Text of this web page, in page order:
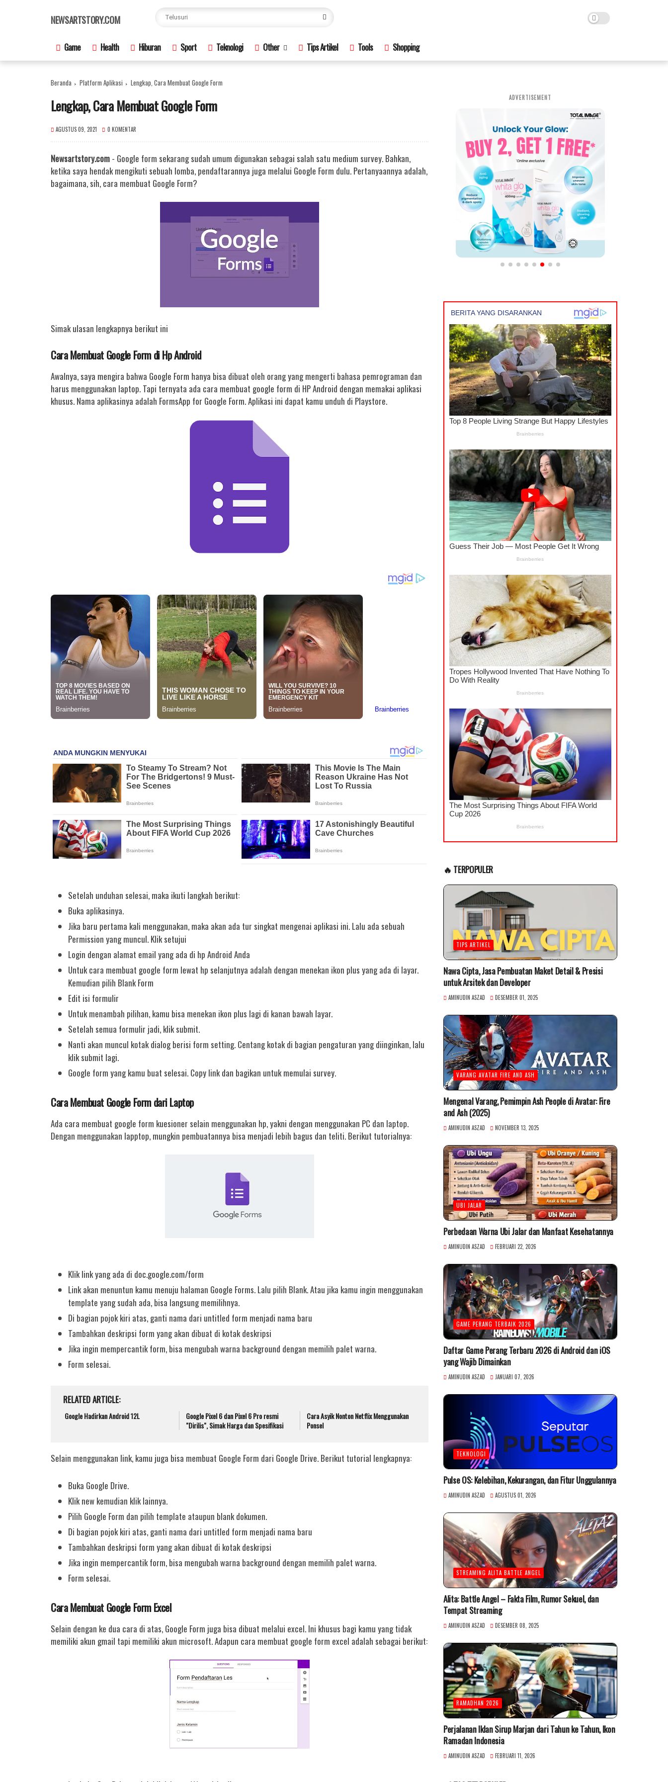
NEWSARTSTORY.COM
Game Health Hiburan Sport Teknologi Other Tips Artikel Tools Shopping
Beranda Platform Aplikasi Lengkap, Cara Membuat Google Form
Lengkap, Cara Membuat Google Form
AGUSTUS 09, 2021 0 KOMENTAR
Newsartstory.com - Google form sekarang sudah umum digunakan sebagai salah satu medium survey. Bahkan,
ketika saya hendak mengikuti sebuah lomba, pendaftarannya juga melalui Google Form dulu. Pertanyaannya adalah,
bagaimana, sih, cara membuat Google Form?
Simak ulasan lengkapnya berikut ini
Cara Membuat Google Form di Hp Android
Awalnya, saya mengira bahwa Google Form hanya bisa dibuat oleh orang yang mengerti bahasa pemrograman dan
harus menggunakan laptop. Tapi ternyata ada cara membuat google form di HP Android dengan memakai aplikasi
khusus. Nama aplikasinya adalah FormsApp for Google Form. Aplikasi ini dapat kamu unduh di Playstore.
Setelah unduhan selesai, maka ikuti langkah berikut:
Buka aplikasinya.
Jika baru pertama kali menggunakan, maka akan ada tur singkat mengenai aplikasi ini. Lalu ada sebuah
Permission yang muncul. Klik setujui
Login dengan alamat email yang ada di hp Android Anda
Untuk cara membuat google form lewat hp selanjutnya adalah dengan menekan ikon plus yang ada di layar.
Kemudian pilih Blank Form
Edit isi formulir
Untuk menambah pilihan, kamu bisa menekan ikon plus lagi di kanan bawah layar.
Setelah semua formulir jadi, klik submit.
Nanti akan muncul kotak dialog berisi form setting. Centang kotak di bagian pengaturan yang diinginkan, lalu
klik submit lagi.
Google form yang kamu buat selesai. Copy link dan bagikan untuk memulai survey.
Cara Membuat Google Form dari Laptop
Ada cara membuat google form kuesioner selain menggunakan hp, yakni dengan menggunakan PC dan laptop.
Dengan menggunakan lapptop, mungkin pembuatannya bisa menjadi lebih bagus dan teliti. Berikut tutorialnya:
Klik link yang ada di doc.google.com/form
Link akan menuntun kamu menuju halaman Google Forms. Lalu pilih Blank. Atau jika kamu ingin menggunakan
template yang sudah ada, bisa langsung memilihnya.
Di bagian pojok kiri atas, ganti nama dari untitled form menjadi nama baru
Tambahkan deskripsi form yang akan dibuat di kotak deskripsi
Jika ingin mempercantik form, bisa mengubah warna background dengan memilih palet warna.
Form selesai.
RELATED ARTICLE
Google Hadirkan Android 12L
Google Pixel 6 dan Pixel 6 Pro resmi
"Dirilis", Simak Harga dan Spesifikasi
Cara Asyik Nonton Netflix Menggunakan
Ponsel
Selain menggunakan link, kamu juga bisa membuat Google Form dari Google Drive. Berikut tutorial lengkapnya:
Buka Google Drive.
Klik new kemudian klik lainnya.
Pilih Google Form dan pilih template ataupun blank dokumen.
Di bagian pojok kiri atas, ganti nama dari untitled form menjadi nama baru
Tambahkan deskripsi form yang akan dibuat di kotak deskripsi
Jika ingin mempercantik form, bisa mengubah warna background dengan memilih palet warna.
Form selesai.
Cara Membuat Google Form Excel
Selain dengan ke dua cara di atas, Google Form juga bisa dibuat melalui excel. Ini khusus bagi kamu yang tidak
memiliki akun gmail tapi memiliki akun microsoft. Adapun cara membuat google form excel adalah sebagai berikut:
ADVERTISEMENT
🔥 TERPOPULER
TIPS ARTIKEL
Nawa Cipta, Jasa Pembuatan Maket Detail & Presisi
untuk Arsitek dan Developer
AMINUDIN ASZAD DESEMBER 01, 2025
VARANG AVATAR FIRE AND ASH
Mengenal Varang, Pemimpin Ash People di Avatar: Fire
and Ash (2025)
AMINUDIN ASZAD NOVEMBER 13, 2025
UBI JALAR
Perbedaan Warna Ubi Jalar dan Manfaat Kesehatannya
AMINUDIN ASZAD FEBRUARI 22, 2026
GAME PERANG TERBAIK 2026
Daftar Game Perang Terbaru 2026 di Android dan iOS
yang Wajib Dimainkan
AMINUDIN ASZAD JANUARI 07, 2026
TEKNOLOGI
Pulse OS: Kelebihan, Kekurangan, dan Fitur Unggulannya
AMINUDIN ASZAD AGUSTUS 01, 2026
STREAMING ALITA BATTLE ANGEL
Alita: Battle Angel – Fakta Film, Rumor Sekuel, dan
Tempat Streaming
AMINUDIN ASZAD DESEMBER 08, 2025
RAMADHAN 2026
Perjalanan Iklan Sirup Marjan dari Tahun ke Tahun, Ikon
Ramadan Indonesia
AMINUDIN ASZAD FEBRUARI 11, 2026